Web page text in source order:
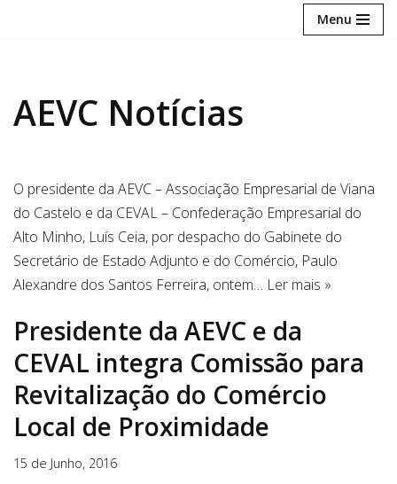
o
conteúdo
Menu
AEVC Notícias
O presidente da AEVC – Associação Empresarial de Viana
do Castelo e da CEVAL – Confederação Empresarial do
Alto Minho, Luís Ceia, por despacho do Gabinete do
Secretário de Estado Adjunto e do Comércio, Paulo
Alexandre dos Santos Ferreira, ontem… Ler mais »
Presidente da AEVC e da
CEVAL integra Comissão para
Revitalização do Comércio
Local de Proximidade
15 de Junho, 2016